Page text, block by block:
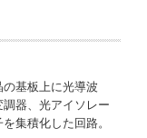
基板上に光導波
器、光アイソレー
集積化した回路。